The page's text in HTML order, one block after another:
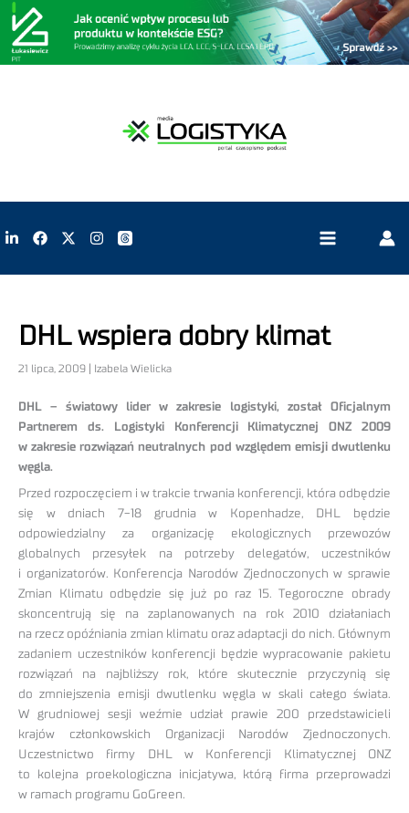
DHL wspiera dobry klimat
21 lipca, 2009 | Izabela Wielicka
DHL – światowy lider w zakresie logistyki, został Oficjalnym
Partnerem ds. Logistyki Konferencji Klimatycznej ONZ 2009
w zakresie rozwiązań neutralnych pod względem emisji dwutlenku
węgla.
Przed rozpoczęciem i w trakcie trwania konferencji, która odbędzie
się w dniach 7-18 grudnia w Kopenhadze, DHL będzie
odpowiedzialny za organizację ekologicznych przewozów
globalnych przesyłek na potrzeby delegatów, uczestników
i organizatorów. Konferencja Narodów Zjednoczonych w sprawie
Zmian Klimatu odbędzie się już po raz 15. Tegoroczne obrady
skoncentrują się na zaplanowanych na rok 2010 działaniach
na rzecz opóźniania zmian klimatu oraz adaptacji do nich. Głównym
zadaniem uczestników konferencji będzie wypracowanie pakietu
rozwiązań na najbliższy rok, które skutecznie przyczynią się
do zmniejszenia emisji dwutlenku węgla w skali całego świata.
W grudniowej sesji weźmie udział prawie 200 przedstawicieli
krajów członkowskich Organizacji Narodów Zjednoczonych.
Uczestnictwo firmy DHL w Konferencji Klimatycznej ONZ
to kolejna proekologiczna inicjatywa, którą firma przeprowadzi
w ramach programu GoGreen.